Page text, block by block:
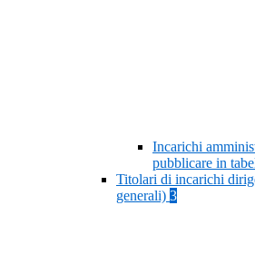
Incarichi
pubblicare in
Titolari di incarichi
generali) 3